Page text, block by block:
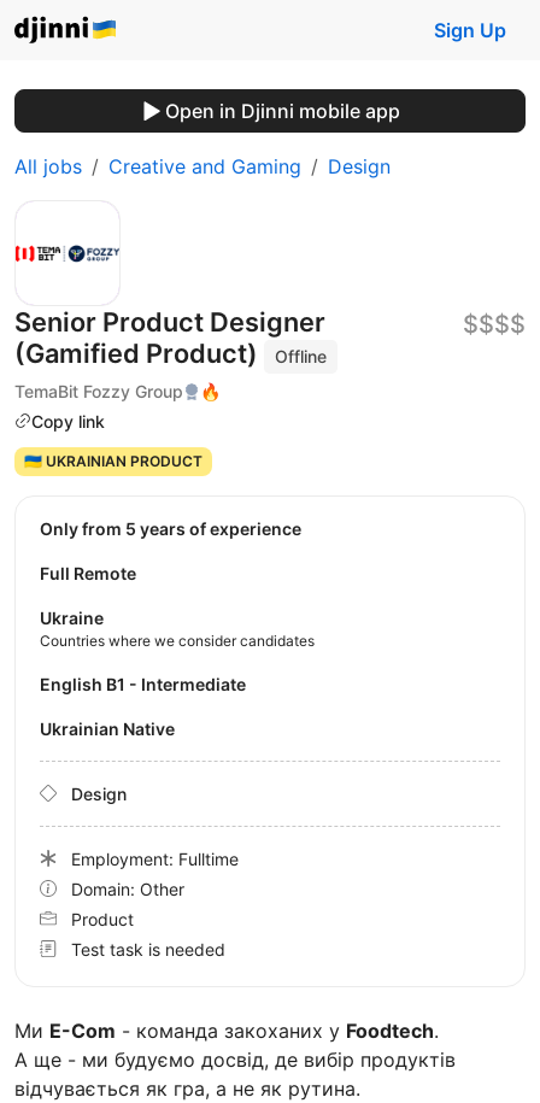
Sign Up
Open in Djinni mobile app
All jobs Creative and Gaming Design
Senior Product Designer
(Gamified Product)
Offline
TemaBit Fozzy Group
🔥
Copy link
$$$$
🇺🇦 UKRAINIAN PRODUCT
Ми E-Com - команда закоханих у Foodtech.
А ще - ми будуємо досвід, де вибір продуктів
відчувається як гра, а не як рутина.
Only from 5 years of experience
Full Remote
Ukraine
Countries where we consider candidates
English B1 - Intermediate
Ukrainian Native
Design
Employment: Fulltime
Domain: Other
Product
Test task is needed